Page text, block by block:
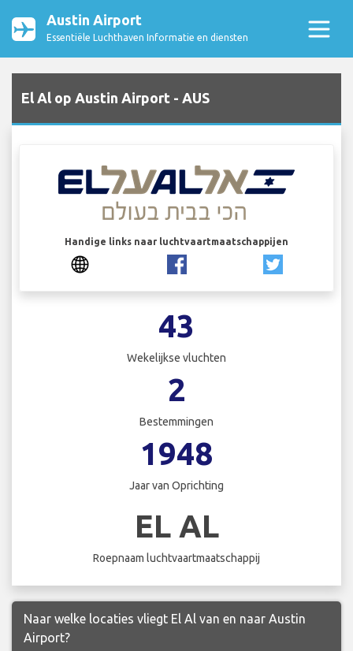
Austin Airport
Essentiële Luchthaven Informatie en diensten
El Al op Austin Airport - AUS
Handige links naar luchtvaartmaatschappijen
43
Wekelijkse vluchten
2
Bestemmingen
1948
Jaar van Oprichting
EL AL
Roepnaam luchtvaartmaatschappij
Naar welke locaties vliegt El Al van en naar Austin
Airport?